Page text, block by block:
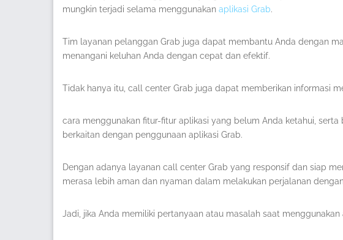
mungkin terjadi selama menggunakan aplikasi Grab.
Tim layanan pelanggan Grab juga dapat membantu Anda dengan
menangani keluhan Anda dengan cepat dan efektif.
Tidak hanya itu, call center Grab juga dapat memberikan informasi
cara menggunakan fitur-fitur aplikasi yang belum Anda ketahui,
berkaitan dengan penggunaan aplikasi Grab.
Dengan adanya layanan call center Grab yang responsif dan siap
merasa lebih aman dan nyaman dalam melakukan perjalanan
Jadi, jika Anda memiliki pertanyaan atau masalah saat menggunakan